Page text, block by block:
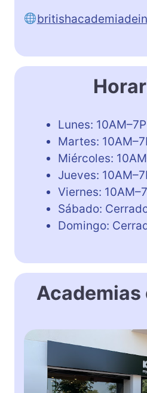
Lunes:
Martes:
Miércoles:
Jueves:
Viernes:
Sábado:
Domingo:
Academias
K